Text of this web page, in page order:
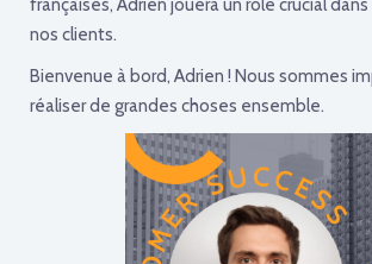
françaises, Adrien jouera un rôle crucial
nos clients.
Bienvenue à bord, Adrien ! Nous sommes
réaliser de grandes choses ensemble.